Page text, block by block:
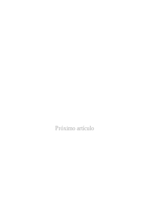
Próximo artículo